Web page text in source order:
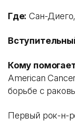
Где: Сан-
Кому
American
борьбе с
Первый рок-н-